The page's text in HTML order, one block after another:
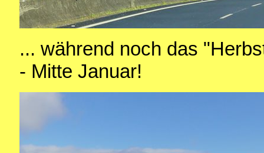
... während noch das
- Mitte Januar!